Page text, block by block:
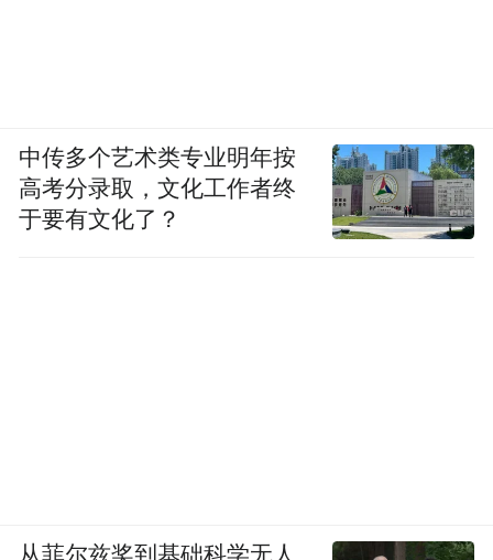
中传多个艺术类专业明年按
高考分录取，文化工作者终
于要有文化了？
从菲尔兹奖到基础科学无人